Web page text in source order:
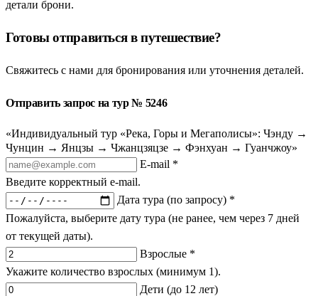
детали брони.
Готовы отправиться в путешествие?
Свяжитесь с нами для бронирования или уточнения деталей.
Отправить запрос на тур № 5246
«Индивидуальный тур «Река, Горы и Мегаполисы»: Чэнду →
Чунцин → Янцзы → Чжанцзяцзе → Фэнхуан → Гуанчжоу»
E-mail *
Введите корректный e-mail.
Дата тура (по запросу) *
Пожалуйста, выберите дату тура (не ранее, чем через 7 дней
от текущей даты).
Взрослые *
Укажите количество взрослых (минимум 1).
Дети (до 12 лет)